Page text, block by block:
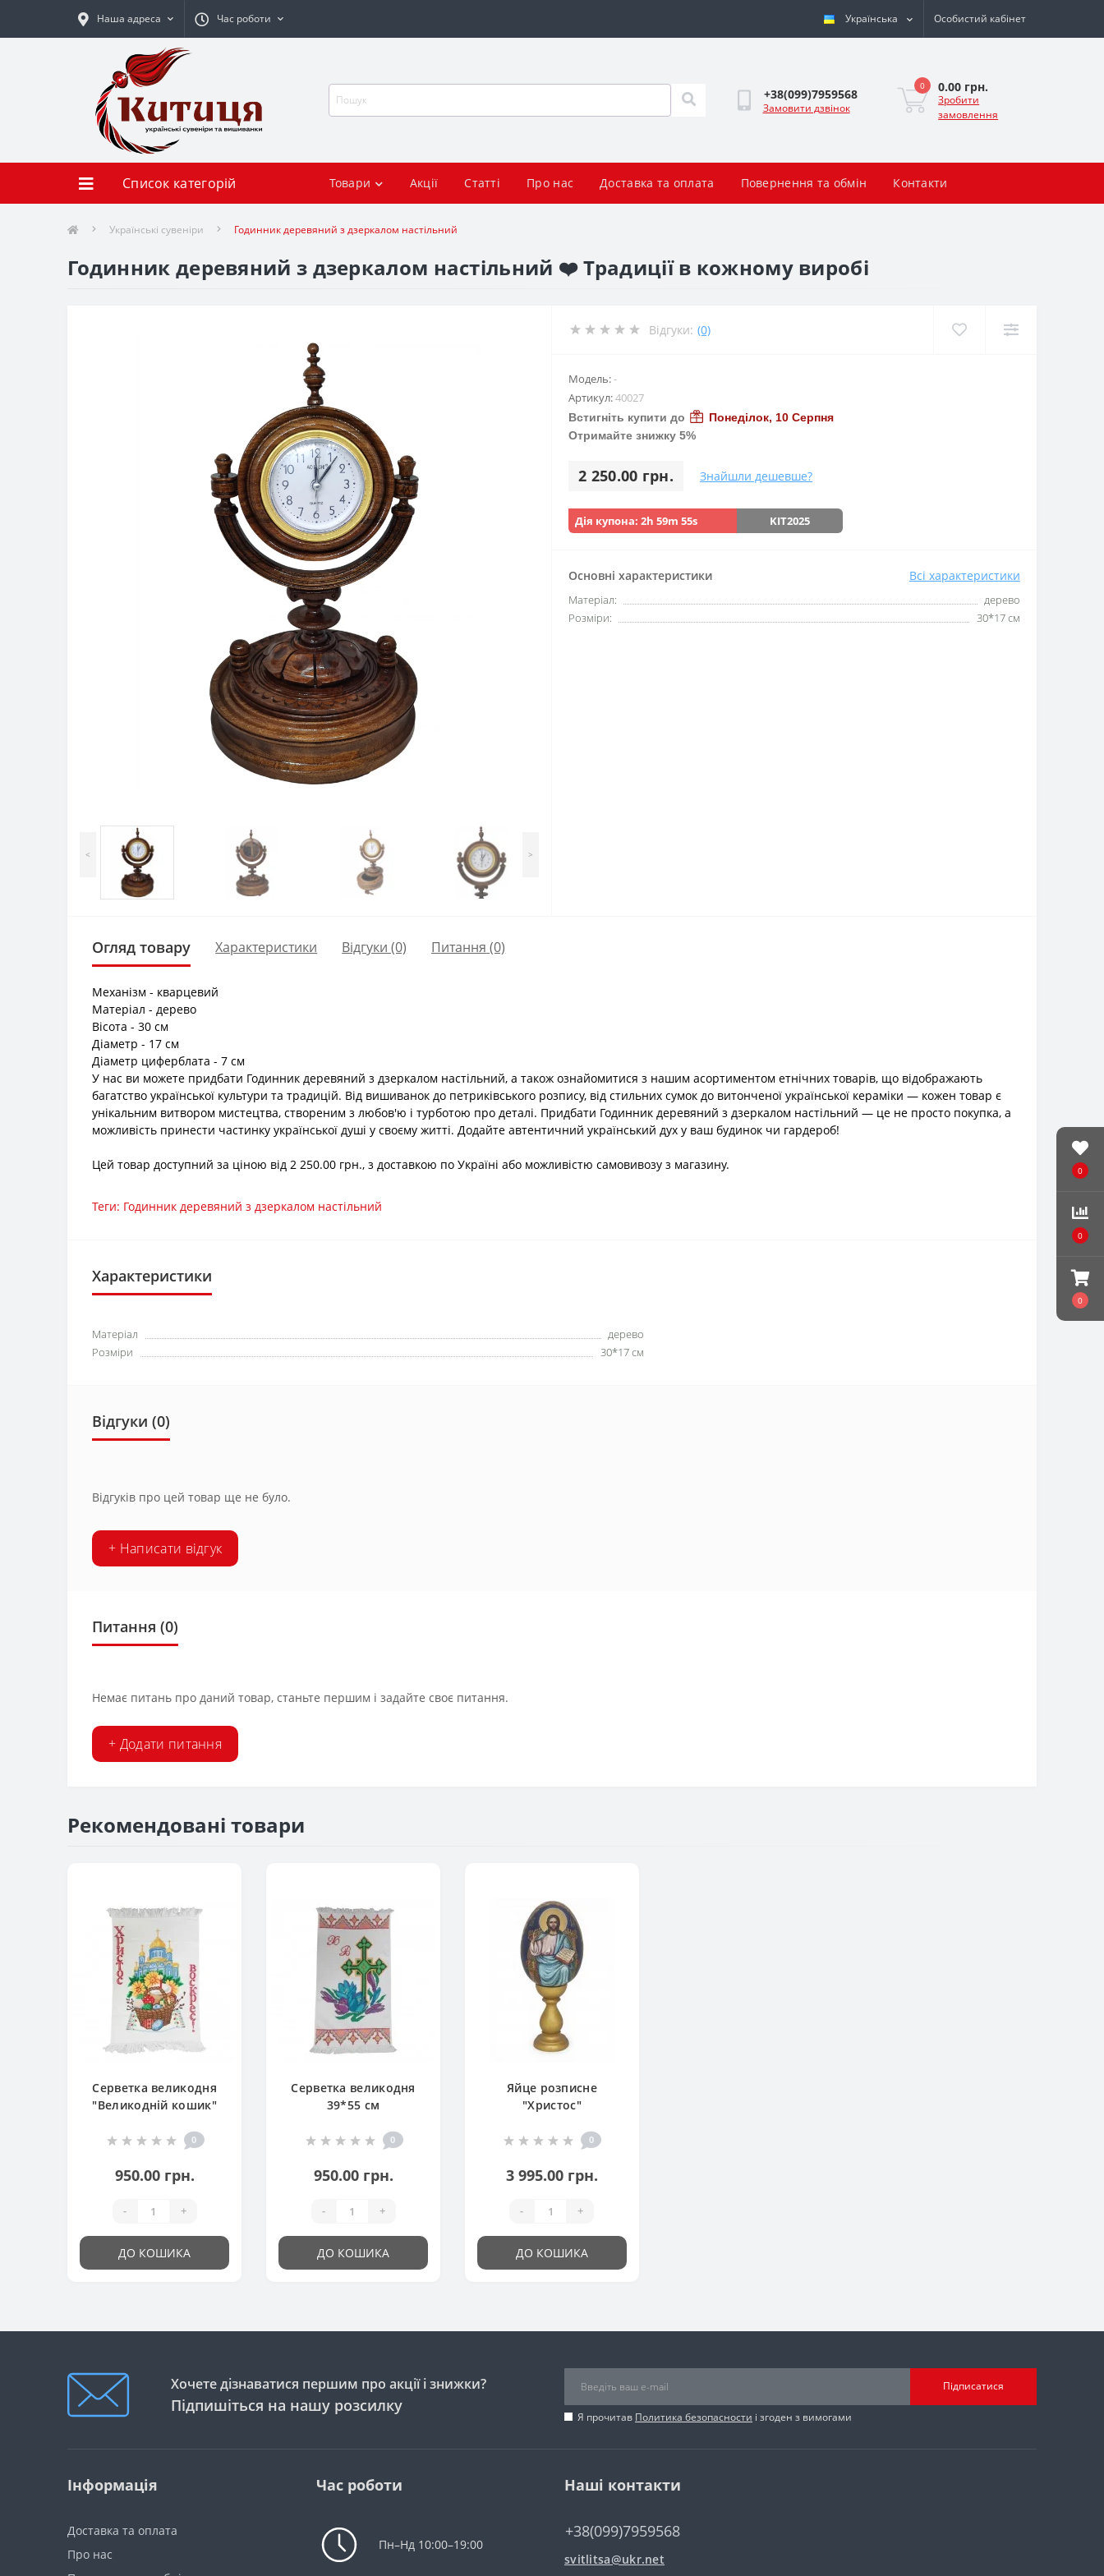
0
0
0
Наша адреса Час роботи Українська Особистий кабінет
+38(099)7959568
Замовити дзвінок
0 0.00 грн.
Зробити
замовлення
Список категорій Товари Акції Статті Про нас Доставка та оплата Повернення та обмін Контакти
Українські сувеніри Годинник деревяний з дзеркалом настільний
Годинник деревяний з дзеркалом настільний ❤️ Традиції в кожному виробі
< >
Відгуки: (0)
Модель:-
Артикул:40027
Встигніть купити до
Понеділок, 10 Серпня
Отримайте знижку 5%
2 250.00 грн. Знайшли дешевше?
Дія купона: 2h 59m 53s KIT2025
Основні характеристики Всі характеристики
Матеріал:
дерево
Розміри:
30*17 см
Огляд товару Характеристики Відгуки (0) Питання (0)
Механізм - кварцевий
Матеріал - дерево
Вісота - 30 см
Діаметр - 17 см
Діаметр циферблата - 7 см
У нас ви можете придбати Годинник деревяний з дзеркалом настільний, а також ознайомитися з нашим асортиментом етнічних товарів, що відображають
багатство української культури та традицій. Від вишиванок до петриківського розпису, від стильних сумок до витонченої української кераміки — кожен товар є
унікальним витвором мистецтва, створеним з любов'ю і турботою про деталі. Придбати Годинник деревяний з дзеркалом настільний — це не просто покупка, а
можливість принести частинку української душі у своєму житті. Додайте автентичний український дух у ваш будинок чи гардероб!
Цей товар доступний за ціною від 2 250.00 грн., з доставкою по Україні або можливістю самовивозу з магазину.
Теги: Годинник деревяний з дзеркалом настільний
Характеристики
Матеріал
дерево
Розміри
30*17 см
Відгуки (0)
Відгуків про цей товар ще не було.
+ Написати відгук
Питання (0)
Немає питань про даний товар, станьте першим і задайте своє питання.
+ Додати питання
Рекомендовані товари
Серветка великодня
"Великодній кошик"
0
950.00 грн.
- +
ДО КОШИКА
Серветка великодня
39*55 см
0
950.00 грн.
- +
ДО КОШИКА
Яйце розписне
"Христос"
0
3 995.00 грн.
- +
ДО КОШИКА
Хочете дізнаватися першим про акції і знижки?
Підпишіться на нашу розсилку
Підписатися
Я прочитав Политика безопасности і згоден з вимогами
Інформація
Доставка та оплата
Про нас
Час роботи
Пн–Нд 10:00–19:00
Наші контакти
+38(099)7959568
svitlitsa@ukr.net